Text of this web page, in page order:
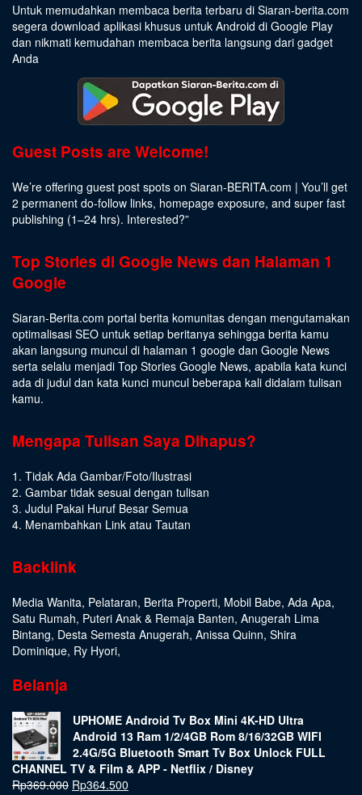
Untuk memudahkan membaca berita terbaru di Siaran-berita.com
segera download aplikasi khusus untuk Android di Google Play
dan nikmati kemudahan membaca berita langsung dari gadget
Anda
Guest Posts are Welcome!
We’re offering guest post spots on Siaran-BERITA.com | You’ll get
2 permanent do-follow links, homepage exposure, and super fast
publishing (1–24 hrs). Interested?”
Top Stories di Google News dan Halaman 1
Google
Siaran-Berita.com portal berita komunitas dengan mengutamakan
optimalisasi SEO untuk setiap beritanya sehingga berita kamu
akan langsung muncul di halaman 1 google dan Google News
serta selalu menjadi Top Stories Google News, apabila kata kunci
ada di judul dan kata kunci muncul beberapa kali didalam tulisan
kamu.
Mengapa Tulisan Saya Dihapus?
1. Tidak Ada Gambar/Foto/Ilustrasi
2. Gambar tidak sesuai dengan tulisan
3. Judul Pakai Huruf Besar Semua
4. Menambahkan Link atau Tautan
Backlink
Media Wanita, Pelataran, Berita Properti, Mobil Babe, Ada Apa,
Satu Rumah, Puteri Anak & Remaja Banten, Anugerah Lima
Bintang, Desta Semesta Anugerah, Anissa Quinn, Shira
Dominique, Ry Hyori,
Belanja
UPHOME Android Tv Box Mini 4K-HD Ultra
Android 13 Ram 1/2/4GB Rom 8/16/32GB WIFI
2.4G/5G Bluetooth Smart Tv Box Unlock FULL
CHANNEL TV & Film & APP - Netflix / Disney
Rp369.000 Rp364.500